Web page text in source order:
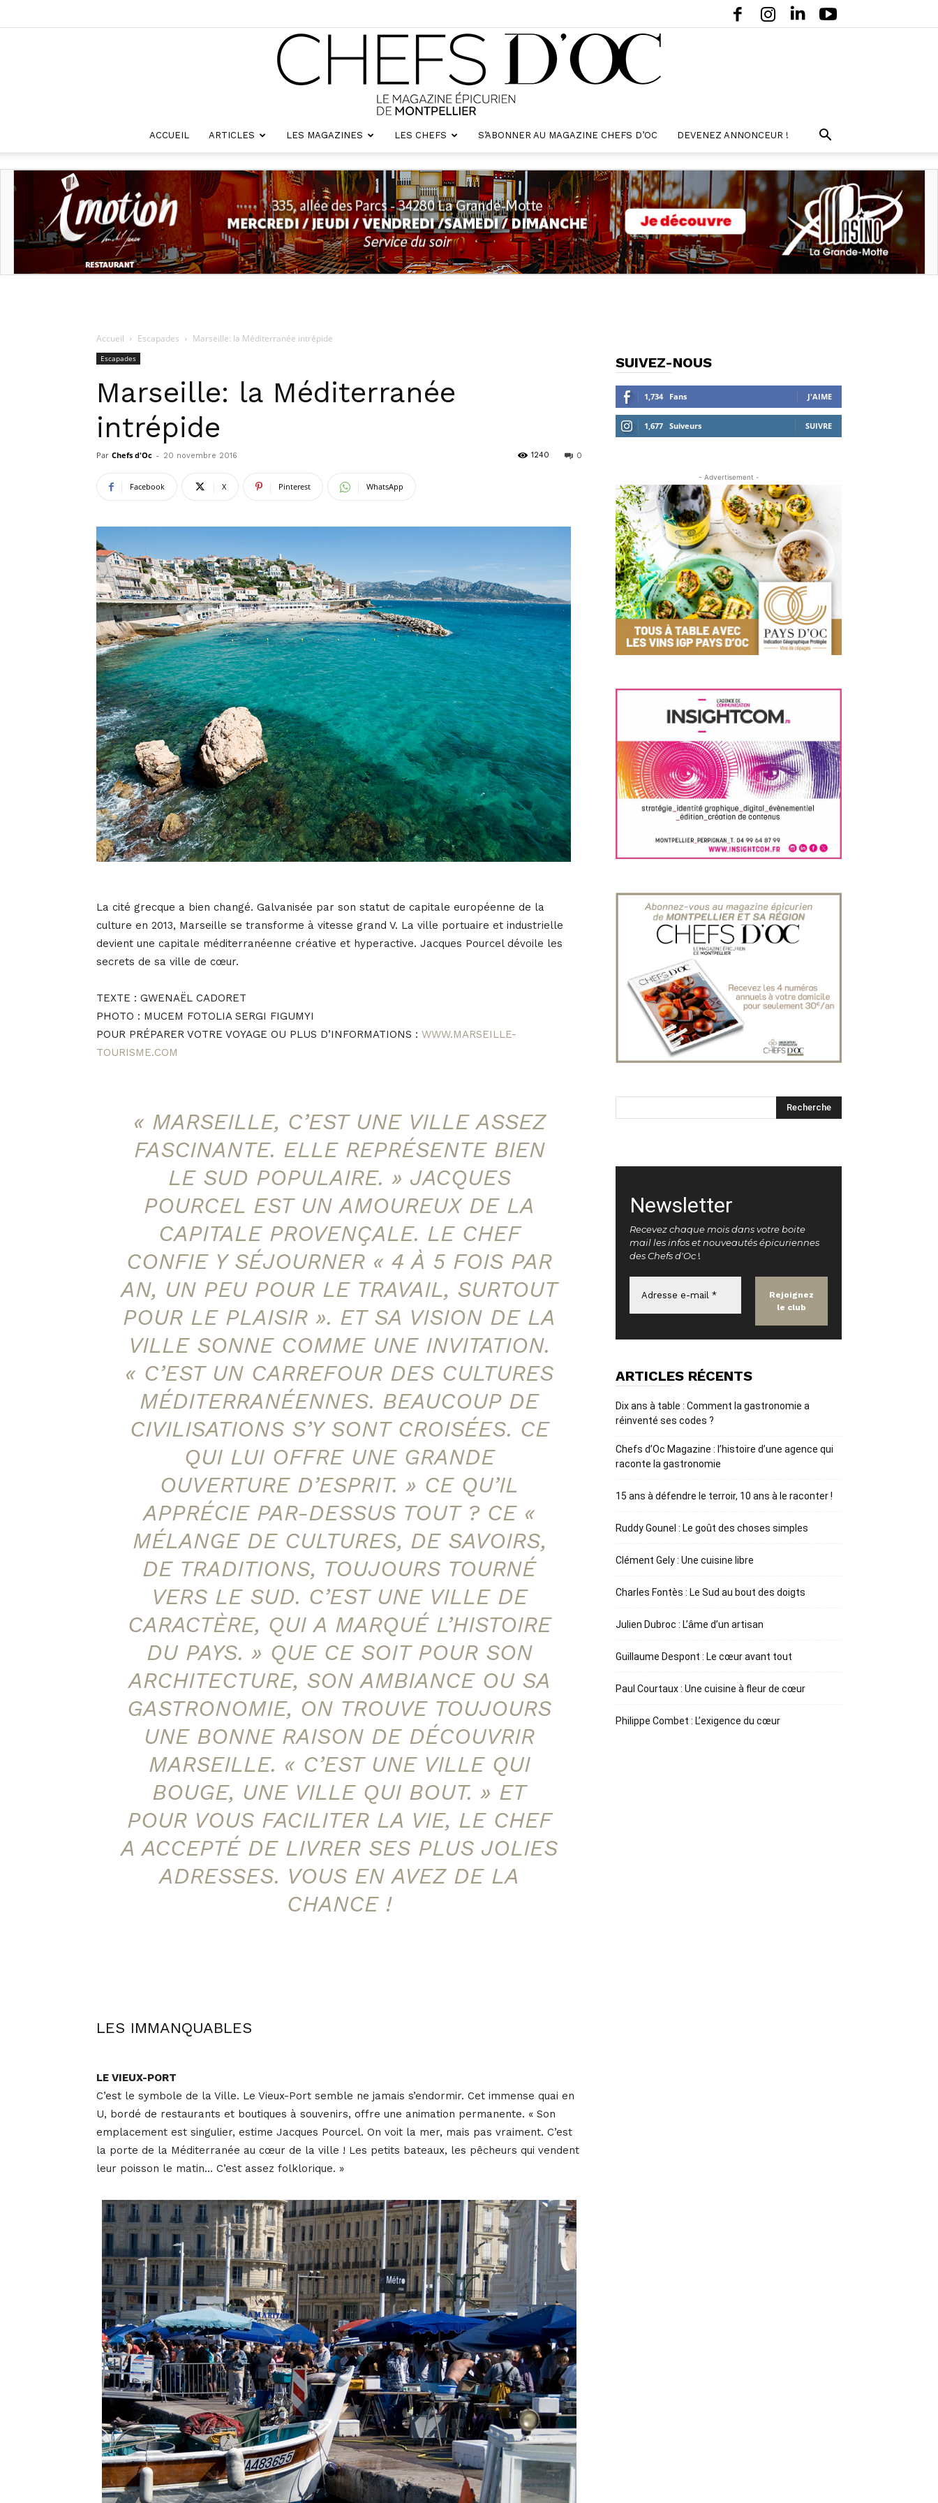
d'oc
ACCUEIL ARTICLES LES MAGAZINES LES CHEFS S’ABONNER AU MAGAZINE CHEFS D’OC DEVENEZ ANNONCEUR !
Accueil Escapades Marseille: la Méditerranée intrépide
Escapades
Marseille: la Méditerranée
intrépide
Par Chefs d'Oc - 20 novembre 2016 0
1240
Facebook X Pinterest WhatsApp
La cité grecque a bien changé. Galvanisée par son statut de capitale européenne de la
culture en 2013, Marseille se transforme à vitesse grand V. La ville portuaire et industrielle
devient une capitale méditerranéenne créative et hyperactive. Jacques Pourcel dévoile les
secrets de sa ville de cœur.
TEXTE : GWENAËL CADORET
PHOTO : MUCEM FOTOLIA SERGI FIGUMYI
POUR PRÉPARER VOTRE VOYAGE OU PLUS D’INFORMATIONS : WWW.MARSEILLE-
TOURISME.COM
« MARSEILLE, C’EST UNE VILLE ASSEZ
FASCINANTE. ELLE REPRÉSENTE BIEN
LE SUD POPULAIRE. » JACQUES
POURCEL EST UN AMOUREUX DE LA
CAPITALE PROVENÇALE. LE CHEF
CONFIE Y SÉJOURNER « 4 À 5 FOIS PAR
AN, UN PEU POUR LE TRAVAIL, SURTOUT
POUR LE PLAISIR ». ET SA VISION DE LA
VILLE SONNE COMME UNE INVITATION.
« C’EST UN CARREFOUR DES CULTURES
MÉDITERRANÉENNES. BEAUCOUP DE
CIVILISATIONS S’Y SONT CROISÉES. CE
QUI LUI OFFRE UNE GRANDE
OUVERTURE D’ESPRIT. » CE QU’IL
APPRÉCIE PAR-DESSUS TOUT ? CE «
MÉLANGE DE CULTURES, DE SAVOIRS,
DE TRADITIONS, TOUJOURS TOURNÉ
VERS LE SUD. C’EST UNE VILLE DE
CARACTÈRE, QUI A MARQUÉ L’HISTOIRE
DU PAYS. » QUE CE SOIT POUR SON
ARCHITECTURE, SON AMBIANCE OU SA
GASTRONOMIE, ON TROUVE TOUJOURS
UNE BONNE RAISON DE DÉCOUVRIR
MARSEILLE. « C’EST UNE VILLE QUI
BOUGE, UNE VILLE QUI BOUT. » ET
POUR VOUS FACILITER LA VIE, LE CHEF
A ACCEPTÉ DE LIVRER SES PLUS JOLIES
ADRESSES. VOUS EN AVEZ DE LA
CHANCE !
LES IMMANQUABLES
LE VIEUX-PORT
C’est le symbole de la Ville. Le Vieux-Port semble ne jamais s’endormir. Cet immense quai en
U, bordé de restaurants et boutiques à souvenirs, offre une animation permanente. « Son
emplacement est singulier, estime Jacques Pourcel. On voit la mer, mais pas vraiment. C’est
la porte de la Méditerranée au cœur de la ville ! Les petits bateaux, les pêcheurs qui vendent
leur poisson le matin… C’est assez folklorique. »
SUIVEZ-NOUS
1,734 Fans J'AIME
1,677 Suiveurs SUIVRE
- Advertisement -
Newsletter
Recevez chaque mois dans votre boite
mail les infos et nouveautés épicuriennes
des Chefs d'Oc !
ARTICLES RÉCENTS
Dix ans à table : Comment la gastronomie a
réinventé ses codes ?
Chefs d’Oc Magazine : l’histoire d’une agence qui
raconte la gastronomie
15 ans à défendre le terroir, 10 ans à le raconter !
Ruddy Gounel : Le goût des choses simples
Clément Gely : Une cuisine libre
Charles Fontès : Le Sud au bout des doigts
Julien Dubroc : L’âme d’un artisan
Guillaume Despont : Le cœur avant tout
Paul Courtaux : Une cuisine à fleur de cœur
Philippe Combet : L’exigence du cœur